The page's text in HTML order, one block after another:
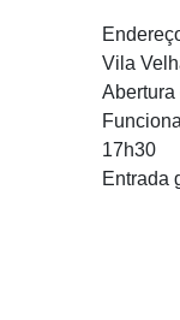
Vila
Abertura
17h30
Entrada